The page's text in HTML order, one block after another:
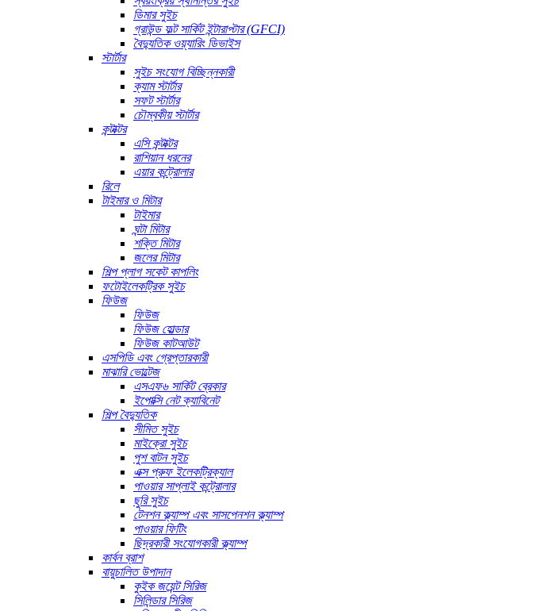
ডিমার সুইচ
গ্রাউন্ড ফল্ট সার্কিট ইন্টারাপ্টার (GFCI)
বৈদ্যুতিক ওয়্যারিং ডিভাইস
স্টার্টার
সুইচ সংযোগ বিচ্ছিন্নকারী
ক্যাম স্টার্টার
সফট স্টার্টার
চৌম্বকীয় স্টার্টার
কন্টাক্টর
এসি কন্টাক্টর
রাশিয়ান ধরনের
এয়ার কন্ট্রোলার
রিলে
টাইমার ও মিটার
টাইমার
ঘন্টা মিটার
শক্তি মিটার
জলের মিটার
শিল্প প্লাগ সকেট কাপলিং
ফটোইলেকট্রিক সুইচ
ফিউজ
ফিউজ
ফিউজ হোল্ডার
ফিউজ কাটআউট
এসপিডি এবং গ্রেপ্তারকারী
মাঝারি ভোল্টেজ
এসএফ৬ সার্কিট ব্রেকার
ইপোক্সি নেট ক্যাবিনেট
শিল্প বৈদ্যুতিক
সীমিত সুইচ
মাইক্রো সুইচ
পুশ বাটন সুইচ
এক্স প্রুফ ইলেকট্রিক্যাল
পাওয়ার সাপ্লাই কন্ট্রোলার
ছুরি সুইচ
টেনশন ক্ল্যাম্প এবং সাসপেনশন ক্ল্যাম্প
পাওয়ার ফিটিং
ছিদ্রকারী সংযোগকারী ক্ল্যাম্প
কার্বন ব্রাশ
বায়ুচালিত উপাদান
কুইক জয়েন্ট সিরিজ
সিলিন্ডার সিরিজ